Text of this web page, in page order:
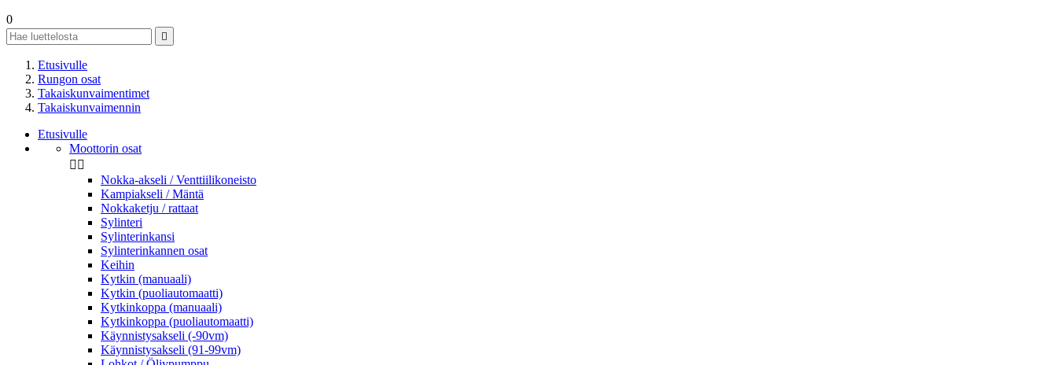
0

Etusivulle
Rungon osat
Takaiskunvaimentimet
Takaiskunvaimennin
Etusivulle
Moottorin osat
 
Nokka-akseli / Venttiilikoneisto
Kampiakseli / Mäntä
Nokkaketju / rattaat
Sylinteri
Sylinterinkansi
Sylinterinkannen osat
Keihin
Kytkin (manuaali)
Kytkin (puoliautomaatti)
Kytkinkoppa (manuaali)
Kytkinkoppa (puoliautomaatti)
Käynnistysakseli (-90vm)
Käynnistysakseli (91-99vm)